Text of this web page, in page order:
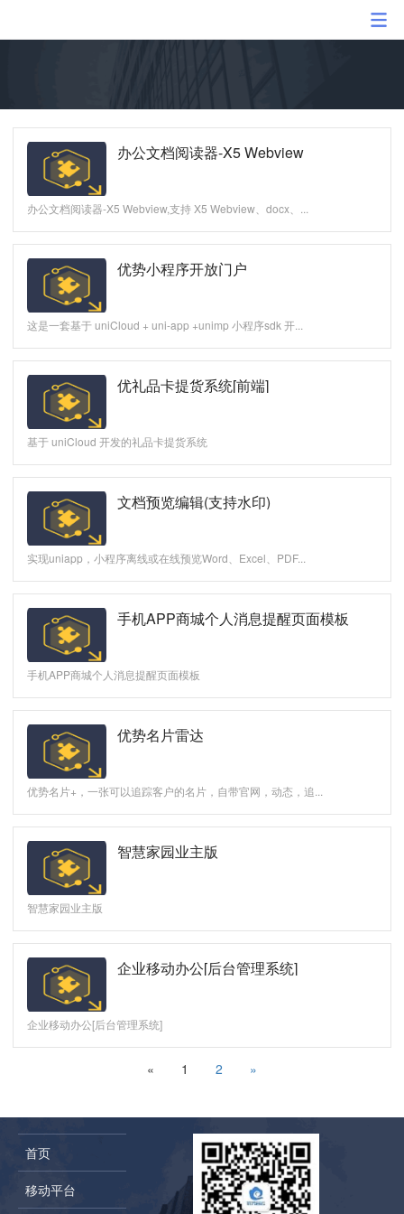
办公文档阅读器-X5 Webview
办公文档阅读器-X5 Webview,支持 X5 Webview、docx、...
优势小程序开放门户
这是一套基于 uniCloud + uni-app +unimp 小程序sdk 开...
优礼品卡提货系统[前端]
基于 uniCloud 开发的礼品卡提货系统
文档预览编辑(支持水印)
实现uniapp，小程序离线或在线预览Word、Excel、PDF...
手机APP商城个人消息提醒页面模板
手机APP商城个人消息提醒页面模板
优势名片雷达
优势名片+，一张可以追踪客户的名片，自带官网，动态，追...
智慧家园业主版
智慧家园业主版
企业移动办公[后台管理系统]
企业移动办公[后台管理系统]
« 1 2 »
首页
移动平台